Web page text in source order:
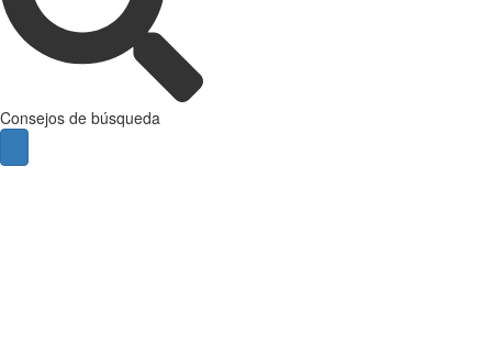
Consejos de búsqueda